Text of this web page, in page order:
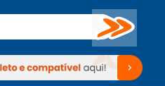
Buscar
Venda no KaBuM!